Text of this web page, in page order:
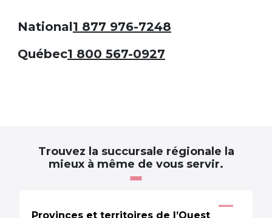
National1 877 976-7248
Québec1 800 567-0927
Trouvez la succursale régionale la
mieux à même de vous servir.
Provinces et territoires de l’Ouest